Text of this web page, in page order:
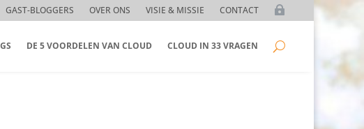
GAST-BLOGGERS OVER ONS VISIE & MISSIE CONTACT
DE 5 VOORDELEN VAN CLOUD CLOUD IN 33 VRAGEN